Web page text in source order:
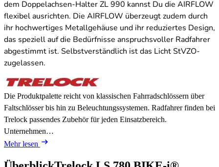
dem Doppelachsen-Halter ZL 990 kannst Du die AIRFLOW
flexibel ausrichten. Die AIRFLOW überzeugt zudem durch
ihr hochwertiges Metallgehäuse und ihr reduziertes Design,
das speziell auf die Bedürfnisse anspruchsvoller Radfahrer
abgestimmt ist. Selbstverständlich ist das Licht StVZO-
zugelassen.
Die Produktpalette reicht von klassischen Fahrradschlössern über
Faltschlösser bis hin zu Beleuchtungssystemen. Radfahrer finden bei
Trelock passendes Zubehör für jeden Einsatzbereich.
Unternehmen…
Mehr lesen